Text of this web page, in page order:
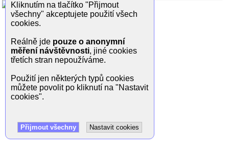
Kliknutím na tlačítko "Přijmout
všechny" akceptujete použití všech
cookies.
Reálně jde pouze o anonymní
měření návštěvnosti, jiné cookies
třetích stran nepoužíváme.
Použití jen některých typů cookies
můžete povolit po kliknutí na "Nastavit
cookies".
Přijmout všechny Nastavit cookies